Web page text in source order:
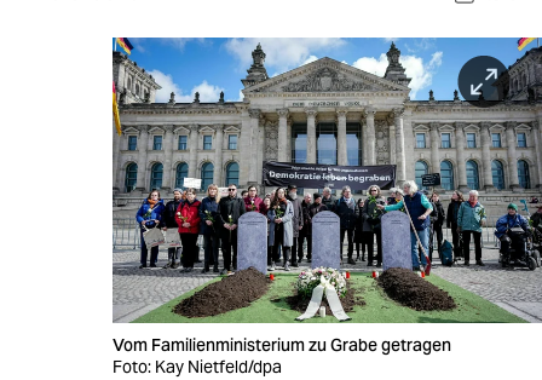
wahrheit
veranstaltungen
fragen & hilfe
unterstützen
Vom Familienministerium zu Grabe getragen
Foto: Kay Nietfeld/dpa